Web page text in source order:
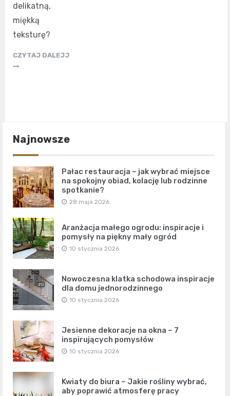
delikatną,
miękką
teksturę?
CZYTAJ DALEJJ
Najnowsze
Pałac restauracja – jak wybrać miejsce
na spokojny obiad, kolację lub rodzinne
spotkanie?
28 maja 2026
Aranżacja małego ogrodu: inspiracje i
pomysły na piękny mały ogród
10 stycznia 2026
Nowoczesna klatka schodowa inspiracje
dla domu jednorodzinnego
10 stycznia 2026
Jesienne dekoracje na okna – 7
inspirujących pomysłów
10 stycznia 2026
Kwiaty do biura – Jakie rośliny wybrać,
aby poprawić atmosferę pracy